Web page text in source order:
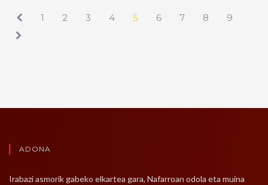
1 2 3 4 5 6 7 8 9
ADONA
Irabazi asmorik gabeko elkartea gara, Nafarroan odola eta muina